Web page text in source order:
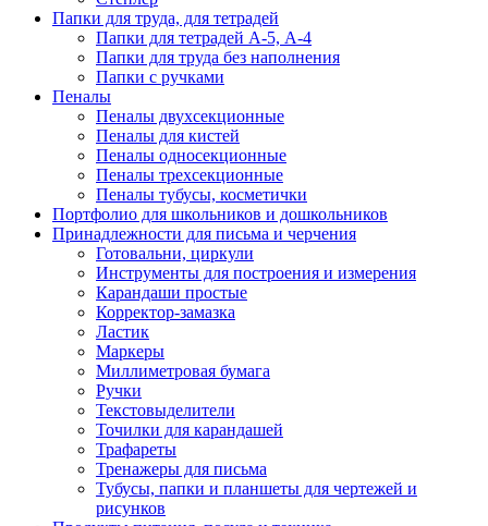
Папки для труда, для тетрадей
Папки для тетрадей А-5, А-4
Папки для труда без наполнения
Папки с ручками
Пеналы
Пеналы двухсекционные
Пеналы для кистей
Пеналы односекционные
Пеналы трехсекционные
Пеналы тубусы, косметички
Портфолио для школьников и дошкольников
Принадлежности для письма и черчения
Готовальни, циркули
Инструменты для построения и измерения
Карандаши простые
Корректор-замазка
Ластик
Маркеры
Миллиметровая бумага
Ручки
Текстовыделители
Точилки для карандашей
Трафареты
Тренажеры для письма
Тубусы, папки и планшеты для чертежей и
рисунков